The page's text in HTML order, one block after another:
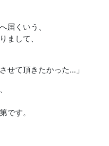
届くいう、
まして、
せて頂きたかった…」
です。